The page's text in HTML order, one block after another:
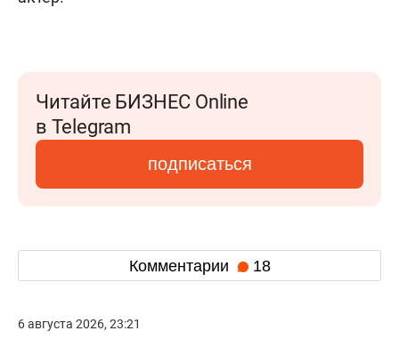
Читайте БИЗНЕС Online
в Telegram
подписаться
Комментарии 18
6 августа 2026, 23:21